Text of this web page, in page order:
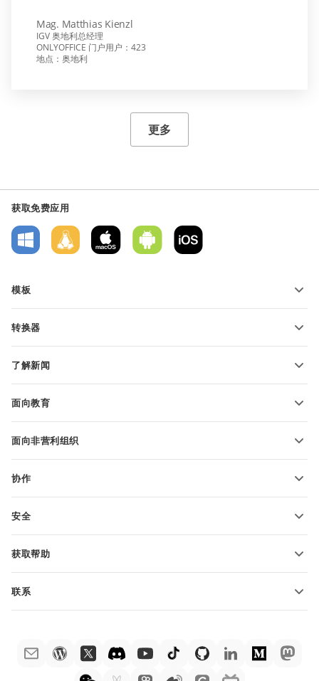
Mag. Matthias Kienzl
IGV 奥地利总经理
ONLYOFFICE 门户用户：423
地点：奥地利
更多
获取免费应用
模板
文本文档模板
转换器
转换电子表格
了解新闻
面向教育
适用于教育人士
面向非营利组织
申请免费帐户
协作
翻译人员
安全
获取帮助
帮助中心
白皮书
联系
媒体咨询
press@onlyoffice.com